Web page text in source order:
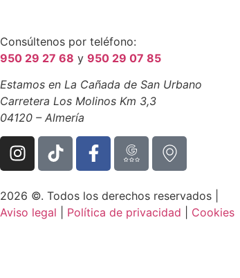
Consúltenos por teléfono:
950 29 27 68 y 950 29 07 85
Estamos en La Cañada de San Urbano
Carretera Los Molinos Km 3,3
04120 – Almería
2026 ©. Todos los derechos reservados |
Aviso legal
Política de privacidad Cookies